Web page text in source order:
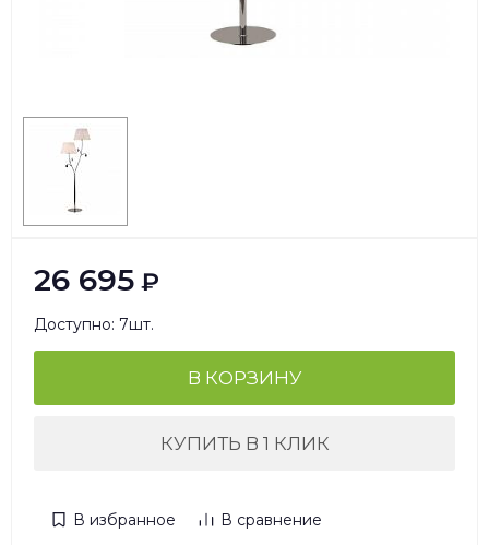
26 695 ₽
Доступно: 7шт.
В КОРЗИНУ
КУПИТЬ В 1 КЛИК
В избранное В сравнение